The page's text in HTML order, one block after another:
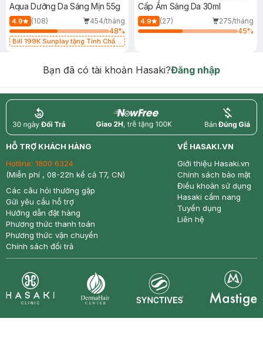
Aqua Dưỡng Da Sáng Mịn 55g
4.9 (108)
454/tháng
48%
Bill 199K Sunplay tặng Tinh Chất
Cấp Ẩm Sáng Da 30ml
4.9 (27)
275/tháng
45%
Bạn đã có tài khoản Hasaki?Đăng nhập
return nowfree price
HỖ TRỢ KHÁCH HÀNG
Hotline: 1800 6324
(Miễn phí , 08-22h kể cả T7, CN)
Các câu hỏi thường gặp
Gửi yêu cầu hỗ trợ
Hướng dẫn đặt hàng
Phương thức thanh toán
Phương thức vận chuyển
Chính sách đổi trả
VỀ HASAKI.VN
Giới thiệu Hasaki.vn
Chính sách bảo mật
Điều khoản sử dụng
Hasaki cẩm nang
Tuyển dụng
Liên hệ